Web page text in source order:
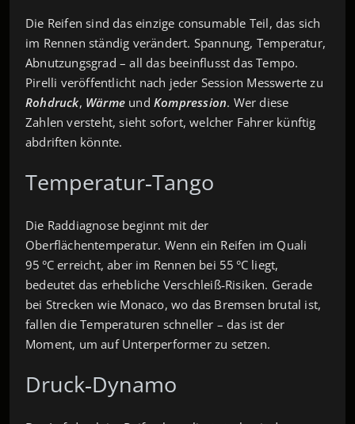
Die Reifen sind das einzige consumable Teil, das sich
im Rennen ständig verändert. Spannung, Temperatur,
Abnutzungsgrad – all das beeinflusst das Tempo.
Pirelli veröffentlicht nach jeder Session Messwerte zu
Rohdruck, Wärme undKompression. Wer diese
Zahlen versteht, sieht sofort, welcher Fahrer künftig
abdriften könnte.
Temperatur‑Tango
Die Raddiagnose beginnt mit der
Oberflächentemperatur. Wenn ein Reifen im Quali
95 °C erreicht, aber im Rennen bei 55 °C liegt,
bedeutet das erhebliche Verschleiß‑Risiken. Gerade
bei Strecken wie Monaco, wo das Bremsen brutal ist,
fallen die Temperaturen schneller – das ist der
Moment, um auf Unterperformer zu setzen.
Druck‑Dynamo